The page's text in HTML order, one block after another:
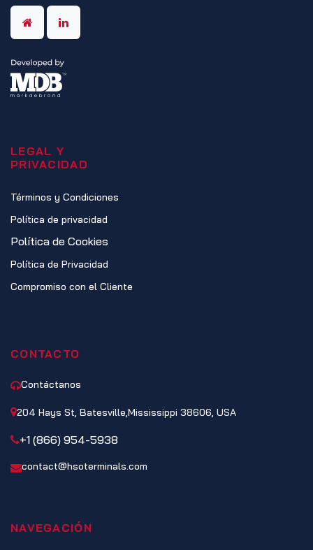
LEGAL Y
PRIVACIDAD
Términos y Condiciones
Política de privacidad
Política de Cookies
Política de Privacidad
Compromiso con el Cliente
CONTACTO
Contáctanos
204 Hays St, Batesville,Mississippi 38606, USA
+1 (866) 954-5938
contact@hsoterminals.com
NAVEGACIÓN